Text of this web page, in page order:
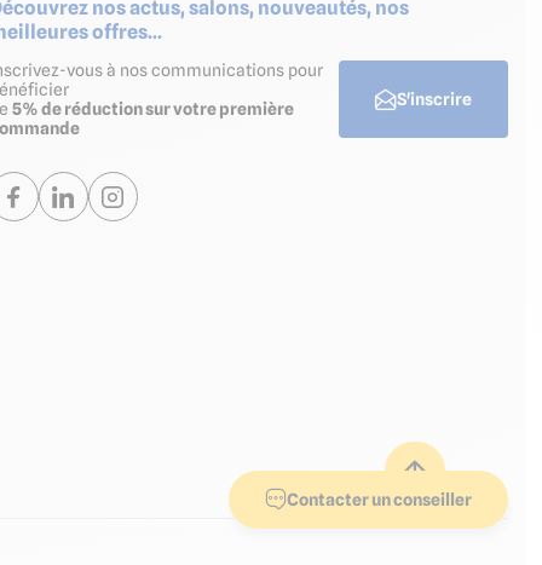
Contacter un conseiller
nos actus, salons, nouveautés, nos
offres...
vous à nos communications pour
5% de réduction sur votre première
S'inscrire